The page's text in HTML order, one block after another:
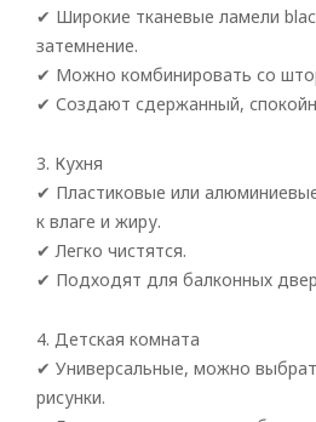
Римские
✔ Широкие тканевые ламели
затемнение.
✔ Можно комбинировать со
✔ Создают сдержанный,
3. Кухня
✔ Пластиковые или
к влаге и жиру.
✔ Легко чистятся.
✔ Подходят для балконных
4. Детская комната
✔ Универсальные, можно
рисунки.